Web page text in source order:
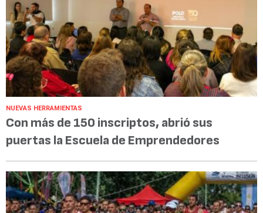
NUEVAS HERRAMIENTAS
Con más de 150 inscriptos, abrió sus
puertas la Escuela de Emprendedores